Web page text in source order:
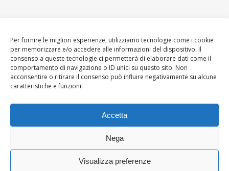
Per fornire le migliori esperienze, utilizziamo tecnologie come i cookie
per memorizzare e/o accedere alle informazioni del dispositivo. Il
consenso a queste tecnologie ci permetterà di elaborare dati come il
comportamento di navigazione o ID unici su questo sito. Non
acconsentire o ritirare il consenso può influire negativamente su alcune
caratteristiche e funzioni.
Accetta
Nega
Visualizza preferenze
About